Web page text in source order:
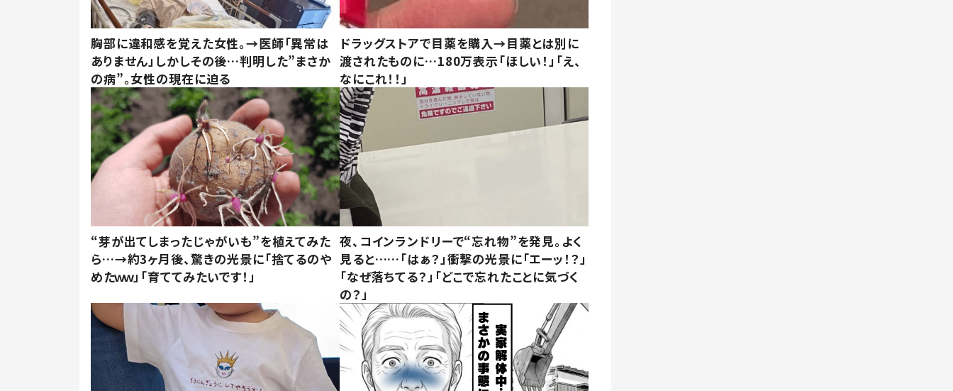
胸部に違和感を覚えた女性。→医師「異常は
ありません」しかしその後…判明した”まさか
の病”。女性の現在に迫る
ドラッグストアで目薬を購入→目薬とは別に
渡されたものに…180万表示「ほしい！」「え、
なにこれ！！」
“芽が出てしまったじゃがいも”を植えてみた
ら…→約3ヶ月後、驚きの光景に「捨てるのや
めたｗｗ」「育ててみたいです！」
夜、コインランドリーで“忘れ物”を発見。よく
見ると……「はぁ？」衝撃の光景に「エーッ！？」
「なぜ落ちてる？」「どこで忘れたことに気づく
の？」